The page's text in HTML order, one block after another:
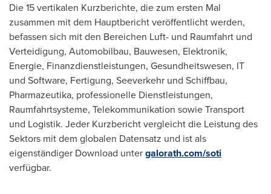
Die 15 vertikalen Kurzberichte, die zum ersten Mal
zusammen mit dem Hauptbericht veröffentlicht werden,
befassen sich mit den Bereichen Luft- und Raumfahrt und
Verteidigung, Automobilbau, Bauwesen, Elektronik,
Energie, Finanzdienstleistungen, Gesundheitswesen, IT
und Software, Fertigung, Seeverkehr und Schiffbau,
Pharmazeutika, professionelle Dienstleistungen,
Raumfahrtsysteme, Telekommunikation sowie Transport
und Logistik. Jeder Kurzbericht vergleicht die Leistung des
Sektors mit dem globalen Datensatz und ist als
eigenständiger Download untergalorath.com/soti
verfügbar.